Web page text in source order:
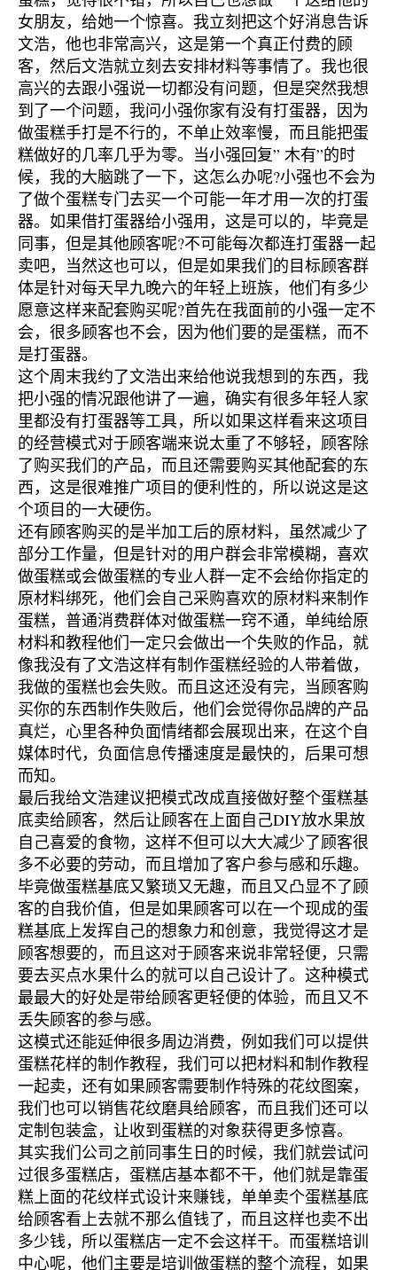
女朋友，给她一个惊喜。我立刻把这个好消息告诉
文浩，他也非常高兴，这是第一个真正付费的顾
客，然后文浩就立刻去安排材料等事情了。我也很
高兴的去跟小强说一切都没有问题，但是突然我想
到了一个问题，我问小强你家有没有打蛋器，因为
做蛋糕手打是不行的，不单止效率慢，而且能把蛋
糕做好的几率几乎为零。当小强回复” 木有”的时
候，我的大脑跳了一下，这怎么办呢?小强也不会为
了做个蛋糕专门去买一个可能一年才用一次的打蛋
器。如果借打蛋器给小强用，这是可以的，毕竟是
同事，但是其他顾客呢?不可能每次都连打蛋器一起
卖吧，当然这也可以，但是如果我们的目标顾客群
体是针对每天早九晚六的年轻上班族，他们有多少
愿意这样来配套购买呢?首先在我面前的小强一定不
会，很多顾客也不会，因为他们要的是蛋糕，而不
是打蛋器。
这个周末我约了文浩出来给他说我想到的东西，我
把小强的情况跟他讲了一遍，确实有很多年轻人家
里都没有打蛋器等工具，所以如果这样看来这项目
的经营模式对于顾客端来说太重了不够轻，顾客除
了购买我们的产品，而且还需要购买其他配套的东
西，这是很难推广项目的便利性的，所以说这是这
个项目的一大硬伤。
还有顾客购买的是半加工后的原材料，虽然减少了
部分工作量，但是针对的用户群会非常模糊，喜欢
做蛋糕或会做蛋糕的专业人群一定不会给你指定的
原材料绑死，他们会自己采购喜欢的原材料来制作
蛋糕，普通消费群体对做蛋糕一窍不通，单纯给原
材料和教程他们一定只会做出一个失败的作品，就
像我没有了文浩这样有制作蛋糕经验的人带着做，
我做的蛋糕也会失败。而且这还没有完，当顾客购
买你的东西制作失败后，他们会觉得你品牌的产品
真烂，心里各种负面情绪都会展现出来，在这个自
媒体时代，负面信息传播速度是最快的，后果可想
而知。
最后我给文浩建议把模式改成直接做好整个蛋糕基
底卖给顾客，然后让顾客在上面自己DIY放水果放
自己喜爱的食物，这样不但可以大大减少了顾客很
多不必要的劳动，而且增加了客户参与感和乐趣。
毕竟做蛋糕基底又繁琐又无趣，而且又凸显不了顾
客的自我价值，但是如果顾客可以在一个现成的蛋
糕基底上发挥自己的想象力和创意，我觉得这才是
顾客想要的，而且这对于顾客来说非常轻便，只需
要去买点水果什么的就可以自己设计了。这种模式
最最大的好处是带给顾客更轻便的体验，而且又不
丢失顾客的参与感。
这模式还能延伸很多周边消费，例如我们可以提供
蛋糕花样的制作教程，我们可以把材料和制作教程
一起卖，还有如果顾客需要制作特殊的花纹图案，
我们也可以销售花纹磨具给顾客，而且我们还可以
定制包装盒，让收到蛋糕的对象获得更多惊喜。
其实我们公司之前同事生日的时候，我们就尝试问
过很多蛋糕店，蛋糕店基本都不干，他们就是靠蛋
糕上面的花纹样式设计来赚钱，单单卖个蛋糕基底
给顾客看上去就不那么值钱了，而且这样也卖不出
多少钱，所以蛋糕店一定不会这样干。而蛋糕培训
中心呢，他们主要是培训做蛋糕的整个流程，如果